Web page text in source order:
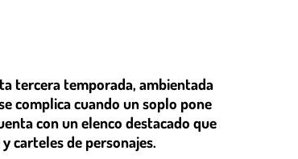
tercera temporada, ambientada
complica cuando un soplo pone
con un elenco destacado que
carteles de personajes.